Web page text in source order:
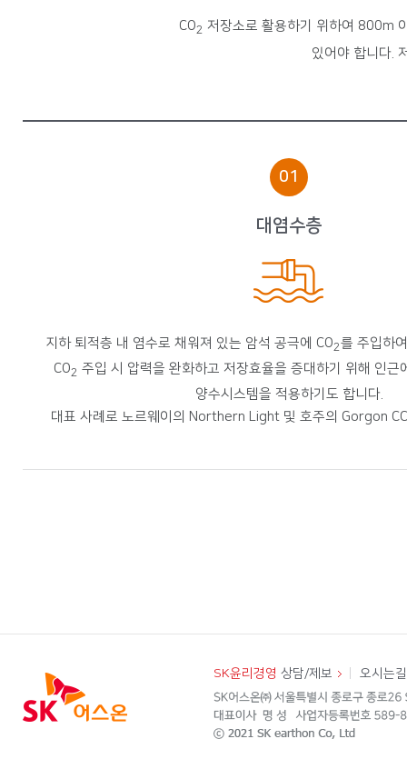
CO2 저장소로 활용하기 위하여 800m
있어야 합니다.
01
대염수층
지하 퇴적층 내 염수로 채워져 있는 암석 공극에 CO2를 주입하
CO2 주입 시 압력을 완화하고 저장효율을 증대하기 위해 인근
양수시스템을 적용하기도 합니다.
대표 사례로 노르웨이의 Northern Light 및 호주의 Gorgon
SK윤리경영 상담/제보 오시는길